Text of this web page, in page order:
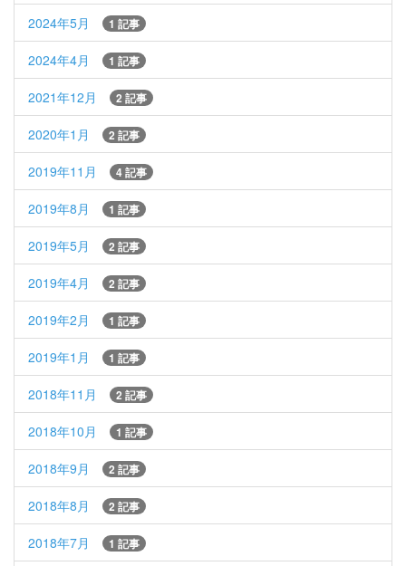
2024年5月 1 記事
2024年4月 1 記事
2021年12月 2 記事
2020年1月 2 記事
2019年11月 4 記事
2019年8月 1 記事
2019年5月 2 記事
2019年4月 2 記事
2019年2月 1 記事
2019年1月 1 記事
2018年11月 2 記事
2018年10月 1 記事
2018年9月 2 記事
2018年8月 2 記事
2018年7月 1 記事